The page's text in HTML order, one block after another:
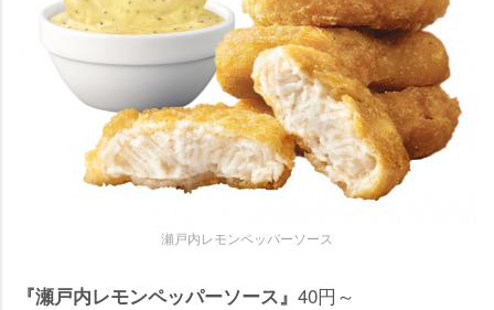
瀬戸内レモンペッパーソース
『瀬戸内レモンペッパーソース』 40円～